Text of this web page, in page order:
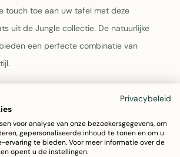
touch toe aan uw tafel met deze
uit de Jungle collectie. De natuurlijke
een perfecte combinatie van
kurk
jungle patroon)
te maken met een vochtige doek
Privacybeleid
voor analyse van onze bezoekersgegevens, om
gepersonaliseerde inhoud te tonen en om u
ervaring te bieden. Voor meer informatie over de
opent u de instellingen.